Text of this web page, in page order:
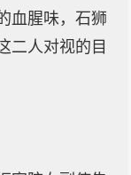
血腥味，石狮
二人对视的目